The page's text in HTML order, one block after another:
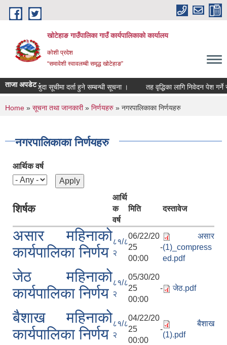
Skip to main content
खोटेहाङ गाउँपालिका गाउँ कार्यपालिकाको कार्यालय
कोशी प्रदेश
“समावेशी स्वावलम्बी समृद्ध खोटेहाङ”
ताजा अपडेट :
मौजुदा सूचीमा दर्ता हुने सम्बन्धी सूचना । तह वृद्धिका लागि निवेदन पेश गर्ने
You are here
Home » सूचना तथा जानकारी» निर्णयहरु » नगरपालिकाका निर्णयहरु
नगरपालिकाका निर्णयहरु
आर्थिक वर्ष
शिर्षक
आर्थि
क
वर्ष
मिति दस्तावेज
असार महिनाको
कार्यपालिका निर्णय
८१/८
२
06/22/20
25 -
00:00
असार
(1)_compress
ed.pdf
जेठ महिनाको
कार्यपालिका निर्णय
८१/८
२
05/30/20
25 -
00:00
जेठ.pdf
बैशाख महिनाको
कार्यपालिका निर्णय
८१/८
२
04/22/20
25 -
00:00
बैशाख
(1).pdf